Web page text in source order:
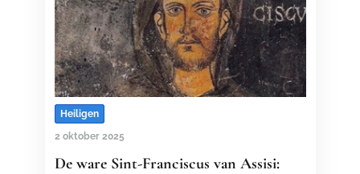
Heiligen
2 oktober 2025
De ware Sint-Franciscus van Assisi: